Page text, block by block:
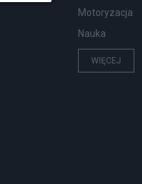
Motoryzacja
Nauka
WIĘCEJ